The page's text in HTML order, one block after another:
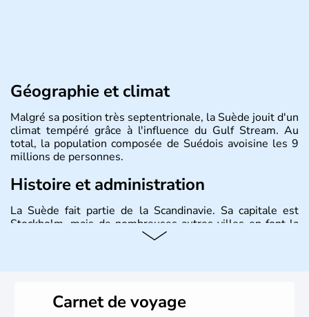
Géographie et climat
Malgré sa position très septentrionale, la Suède jouit d'un
climat tempéré grâce à l'influence du Gulf Stream. Au
total, la population composée de Suédois avoisine les 9
millions de personnes.
Histoire et administration
La Suède fait partie de la Scandinavie. Sa capitale est
Stockholm, mais de nombreuses autres villes en font la
renommée comme Malmö et Göteborg. Elle fait partie de
de cuivre et de bois.
Carnet de voyage